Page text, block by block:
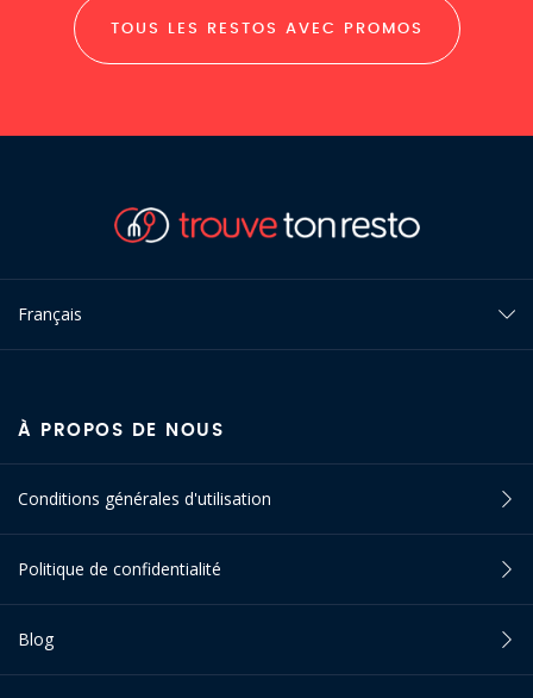
TOUS LES RESTOS AVEC PROMOS
Français
À PROPOS DE NOUS
Conditions générales d'utilisation
Politique de confidentialité
Blog